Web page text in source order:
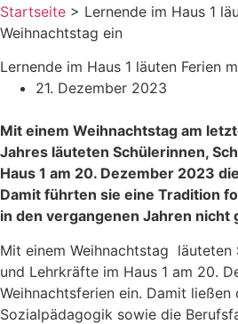
Startseite > Lernende im Haus 1
Weihnachtstag ein
Lernende im Haus 1 läuten Ferien
21. Dezember 2023
Mit einem Weihnachtstag am
Jahres läuteten Schülerinnen,
Haus 1 am 20. Dezember 2023
Damit führten sie eine Tradition
in den vergangenen Jahren
Mit einem Weihnachtstag läuteten
und Lehrkräfte im Haus 1 am 20.
Weihnachtsferien ein. Damit ließen
Sozialpädagogik sowie die